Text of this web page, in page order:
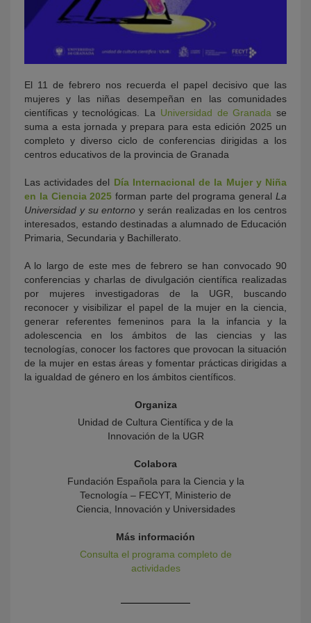
El 11 de febrero nos recuerda el papel decisivo que las
mujeres y las niñas desempeñan en las comunidades
científicas y tecnológicas. La Universidad de Granada se
suma a esta jornada y prepara para esta edición 2025 un
completo y diverso ciclo de conferencias dirigidas a los
centros educativos de la provincia de Granada
Las actividades del Día Internacional de la Mujer y Niña
en la Ciencia 2025 forman parte del programa generalLa
Universidad y su entorno y serán realizadas en los centros
interesados, estando destinadas a alumnado de Educación
Primaria, Secundaria y Bachillerato.
A lo largo de este mes de febrero se han convocado 90
conferencias y charlas de divulgación científica realizadas
por mujeres investigadoras de la UGR, buscando
reconocer y visibilizar el papel de la mujer en la ciencia,
generar referentes femeninos para la la infancia y la
adolescencia en los ámbitos de las ciencias y las
tecnologías, conocer los factores que provocan la situación
de la mujer en estas áreas y fomentar prácticas dirigidas a
la igualdad de género en los ámbitos científicos.
Organiza
Unidad de Cultura Científica y de la
Innovación de la UGR
Colabora
Fundación Española para la Ciencia y la
Tecnología – FECYT, Ministerio de
Ciencia, Innovación y Universidades
Más información
Consulta el programa completo de
actividades